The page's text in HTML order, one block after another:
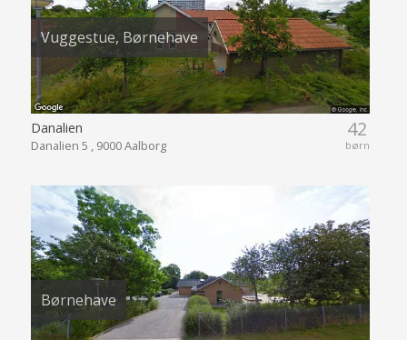
Vuggestue, Børnehave
42
børn
Danalien
Danalien 5 , 9000 Aalborg
Børnehave